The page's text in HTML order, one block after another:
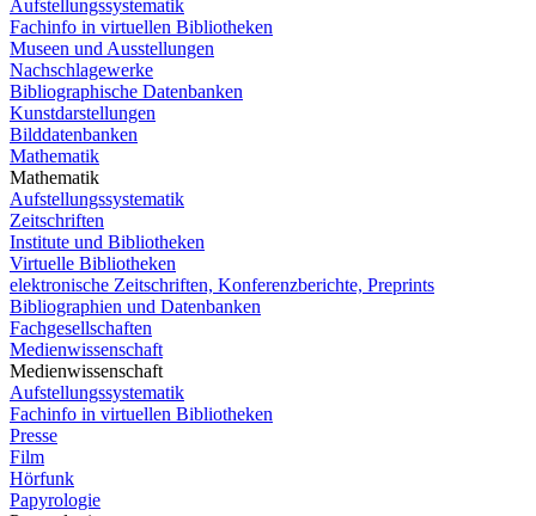
Aufstellungssystematik
Fachinfo in virtuellen Bibliotheken
Museen und Ausstellungen
Nachschlagewerke
Bibliographische Datenbanken
Kunstdarstellungen
Bilddatenbanken
Mathematik
Mathematik
Aufstellungssystematik
Zeitschriften
Institute und Bibliotheken
Virtuelle Bibliotheken
elektronische Zeitschriften, Konferenzberichte, Preprints
Bibliographien und Datenbanken
Fachgesellschaften
Medienwissenschaft
Medienwissenschaft
Aufstellungssystematik
Fachinfo in virtuellen Bibliotheken
Presse
Film
Hörfunk
Papyrologie